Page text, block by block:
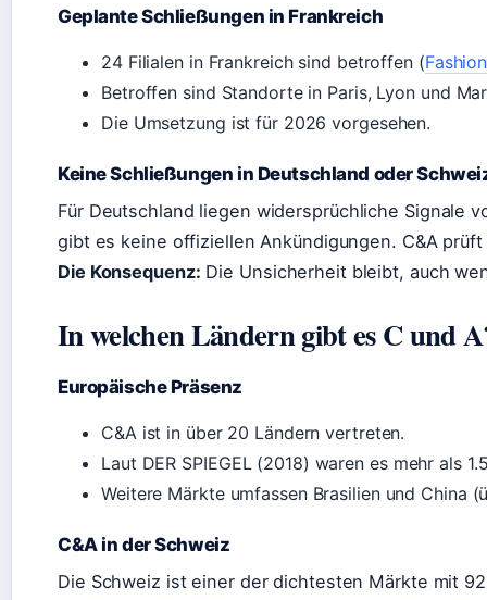
Geplante Schließungen in Frankreich
24 Filialen in Frankreich sind betroffen (
Betroffen sind Standorte in Paris, Lyon und
Die Umsetzung ist für 2026 vorgesehen.
Keine Schließungen in Deutschland oder
Für Deutschland liegen widersprüchliche Signale
gibt es keine offiziellen Ankündigungen. C&A
Die Konsequenz: Die Unsicherheit bleibt, auch
In welchen Ländern gibt es C und
Europäische Präsenz
C&A ist in über 20 Ländern vertreten.
Laut DER SPIEGEL (2018) waren es mehr als
Weitere Märkte umfassen Brasilien und China
C&A in der Schweiz
Die Schweiz ist einer der dichtesten Märkte mit